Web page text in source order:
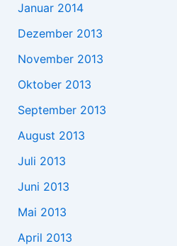
Januar 2014
Dezember 2013
November 2013
Oktober 2013
September 2013
August 2013
Juli 2013
Juni 2013
Mai 2013
April 2013